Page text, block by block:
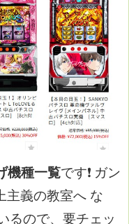
機種一覧です❗ ガン
主義の教室へ な
るので、要チェッ